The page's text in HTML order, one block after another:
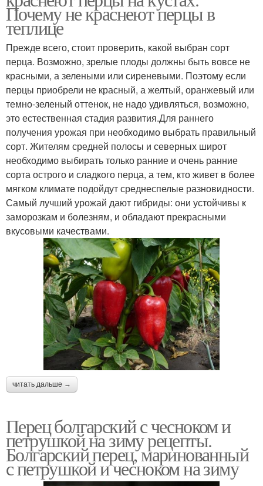
Почему не краснеют перцы в
теплице
Прежде всего, стоит проверить, какой выбран сорт
перца. Возможно, зрелые плоды должны быть вовсе не
красными, а зелеными или сиреневыми. Поэтому если
перцы приобрели не красный, а желтый, оранжевый или
темно-зеленый оттенок, не надо удивляться, возможно,
это естественная стадия развития.Для раннего
получения урожая при необходимо выбрать правильный
сорт. Жителям средней полосы и северных широт
необходимо выбирать только ранние и очень ранние
сорта острого и сладкого перца, а тем, кто живет в более
мягком климате подойдут среднеспелые разновидности.
Самый лучший урожай дают гибриды: они устойчивы к
заморозкам и болезням, и обладают прекрасными
вкусовыми качествами.
читать дальше →
Перец болгарский с чесноком и
петрушкой на зиму рецепты.
Болгарский перец, маринованный
с петрушкой и чесноком на зиму